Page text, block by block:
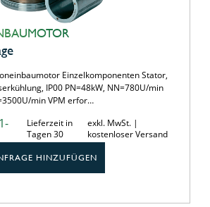
Einzelkomponenten Stator,
IP00 PN=48kW, NN=780U/min
min VPM erfor…
Lieferzeit in
Tagen 30
exkl. MwSt. |
kostenloser Versand
HINZUFÜGEN